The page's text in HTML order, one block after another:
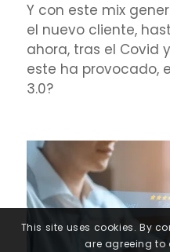
Y con este mix
el nuevo cliente,
ahora, tras el Covid
este ha provocado,
3.0?
This site uses cookies. By
are agreeing to